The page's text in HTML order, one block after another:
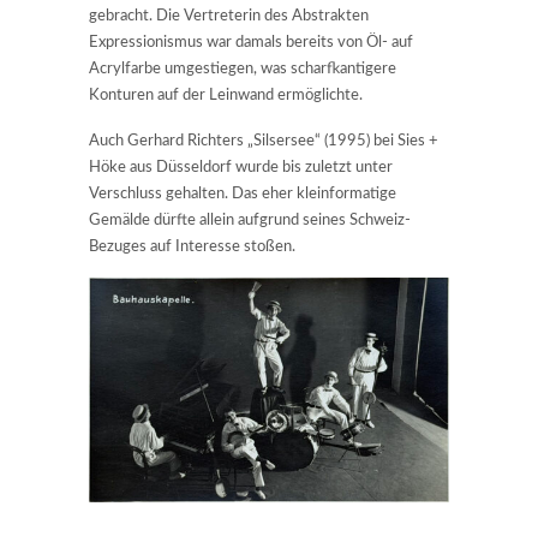
gebracht. Die Vertreterin des Abstrakten
Expressionismus war damals bereits von Öl- auf
Acrylfarbe umgestiegen, was scharfkantigere
Konturen auf der Leinwand ermöglichte.
Auch Gerhard Richters „Silsersee“ (1995) bei Sies +
Höke aus Düsseldorf wurde bis zuletzt unter
Verschluss gehalten. Das eher kleinformatige
Gemälde dürfte allein aufgrund seines Schweiz-
Bezuges auf Interesse stoßen.